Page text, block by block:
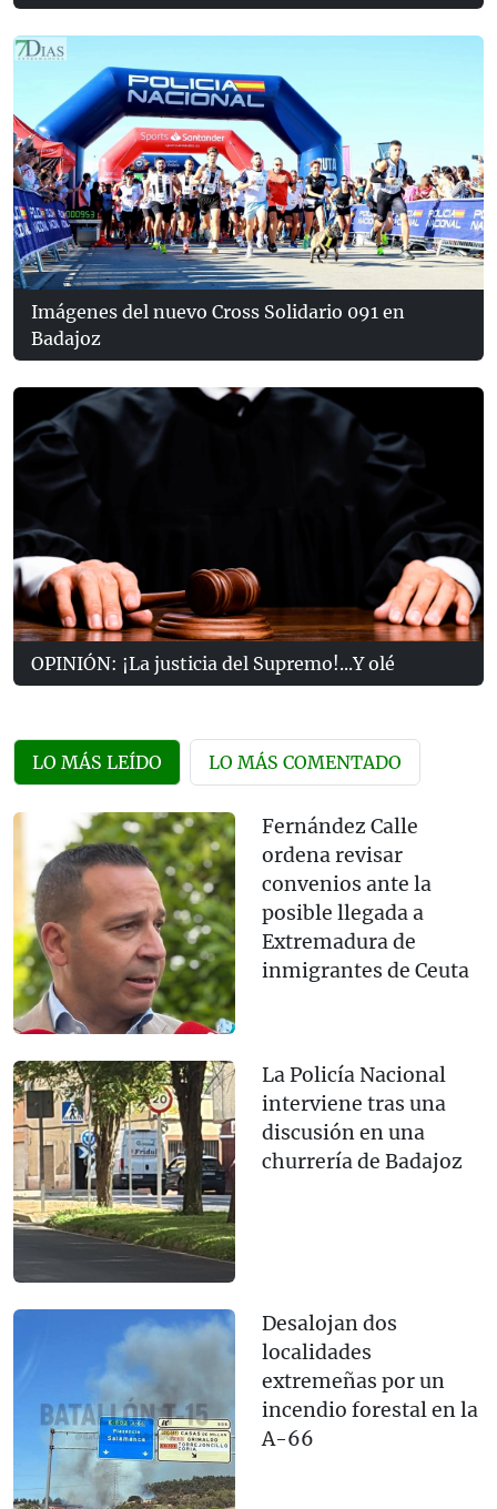
Imágenes del nuevo Cross Solidario 091 en
Badajoz
OPINIÓN: ¡La justicia del Supremo!...Y olé
LO MÁS LEÍDO LO MÁS COMENTADO
Fernández Calle
ordena revisar
convenios ante la
posible llegada a
Extremadura de
inmigrantes de Ceuta
La Policía Nacional
interviene tras una
discusión en una
churrería de Badajoz
Desalojan dos
localidades
extremeñas por un
incendio forestal en la
A-66